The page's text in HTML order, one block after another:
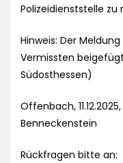
Polizeidienststelle zu
Hinweis: Der
Vermissten
Südosthessen)
Offenbach,
Benneckenstein
Rückfragen bitte an: